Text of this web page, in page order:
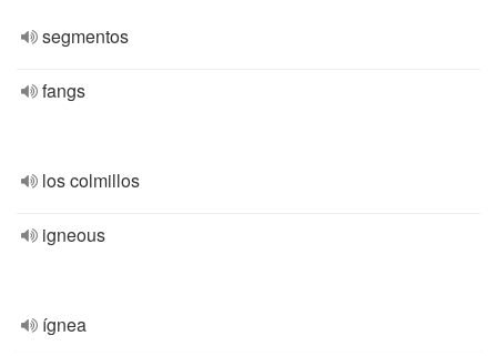
segmentos
fangs
los colmillos
igneous
ígnea